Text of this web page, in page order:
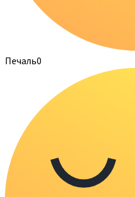
Печаль0